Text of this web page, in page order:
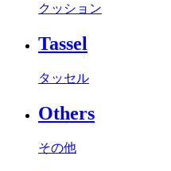
クッション
Tassel
タッセル
Others
その他